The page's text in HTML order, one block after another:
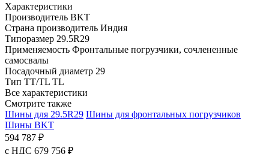
Характеристики
Производитель BKT
Страна производитель Индия
Типоразмер 29.5R29
Применяемость Фронтальные погрузчики, сочлененные
самосвалы
Посадочный диаметр 29
Тип TT/TL TL
Все характеристики
Смотрите также
Шины для 29.5R29 Шины для фронтальных погрузчиков
Шины BKT
594 787 ₽
с НДС 679 756 ₽